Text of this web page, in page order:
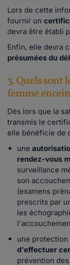
Lors de cette
fournir un
devra être établi
Enfin, elle devra
présumées du
3. Quels sont
femme
Dès lors que la
transmis le
elle bénéficie de
une
rendez-vous
surveillance
son
(examens
prescrits par
les
une
d'effectuer
prévention